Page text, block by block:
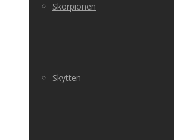
Skorpionen
Skytten